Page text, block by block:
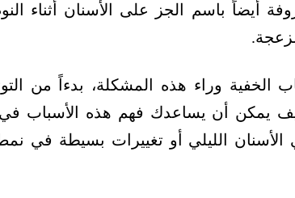
أيضاً باسم الجز على الأسنان أثناء
الخفية وراء هذه المشكلة، بدءاً من
يمكن أن يساعدك فهم هذه الأسباب
الأسنان الليلي أو تغييرات بسيطة في